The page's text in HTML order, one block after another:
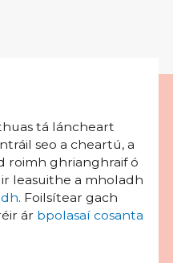
tá láncheart
seo a cheartú, a
roimh ghrianghraif ó
leasuithe a mholadh
. Foilsítear gach
ár bpolasaí cosanta